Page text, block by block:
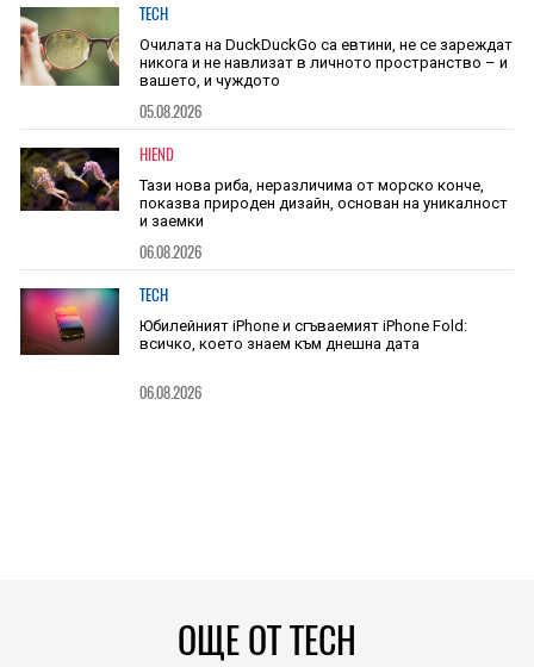
TECH
Очилата на DuckDuckGo са евтини, не се зареждат
никога и не навлизат в личното пространство – и
вашето, и чуждото
05.08.2026
HIEND
Тази нова риба, неразличима от морско конче,
показва природен дизайн, основан на уникалност
и заемки
06.08.2026
TECH
Юбилейният iPhone и сгъваемият iPhone Fold:
всичко, което знаем към днешна дата
06.08.2026
ОЩЕ ОТ TECH